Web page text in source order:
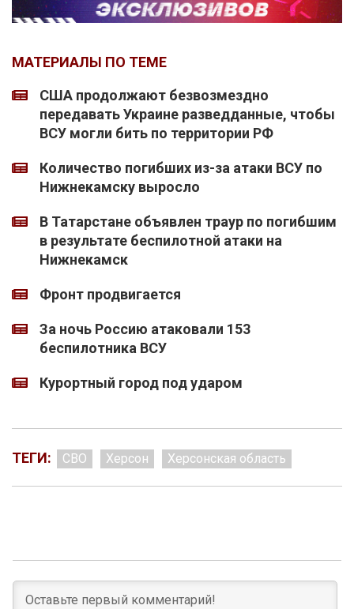
МАТЕРИАЛЫ ПО ТЕМЕ
США продолжают безвозмездно
передавать Украине разведданные, чтобы
ВСУ могли бить по территории РФ
Количество погибших из-за атаки ВСУ по
Нижнекамску выросло
В Татарстане объявлен траур по погибшим
в результате беспилотной атаки на
Нижнекамск
Фронт продвигается
За ночь Россию атаковали 153
беспилотника ВСУ
Курортный город под ударом
ТЕГИ: СВО Херсон Херсонская область